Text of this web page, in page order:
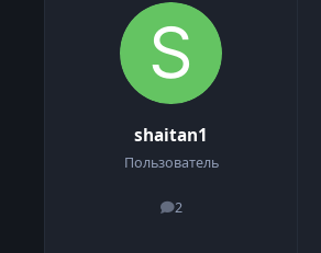
shaitan1
Пользователь
2
сообщения